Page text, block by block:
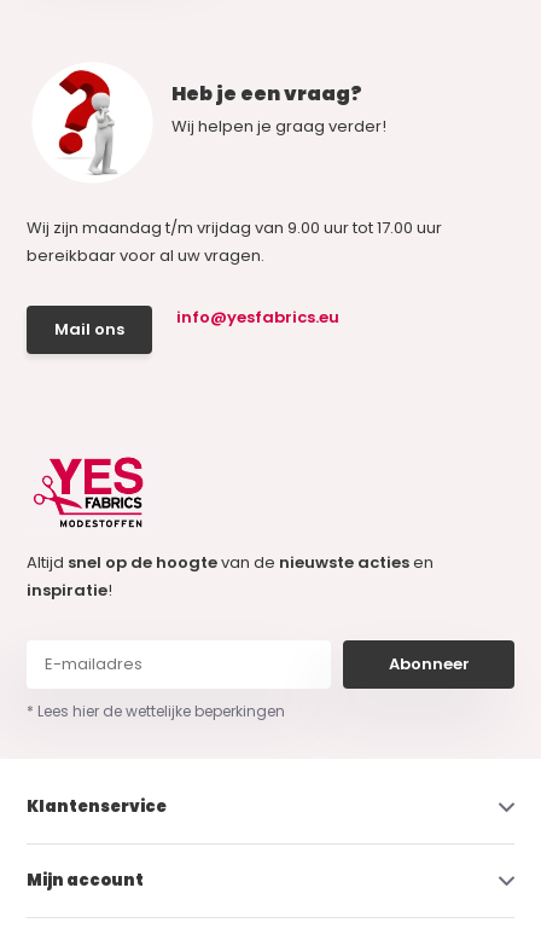
Heb je een vraag?
Wij helpen je graag verder!
Wij zijn maandag t/m vrijdag van 9.00 uur tot 17.00 uur
bereikbaar voor al uw vragen.
Mail ons
info@yesfabrics.eu
Altijd snel op de hoogtevan de nieuwste actiesen
inspiratie!
Abonneer
* Lees hier de wettelijke beperkingen
Klantenservice
Mijn account